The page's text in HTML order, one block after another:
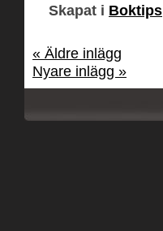
Skapat i Boktips
« Äldre inlägg
Nyare inlägg »